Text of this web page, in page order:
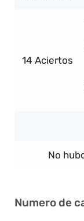
14 Aciertos
No
Numero de